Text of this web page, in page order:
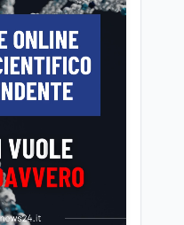
bruciati
7 ago
verso 40
in Italia pesa il
7 ago
cosa
davvero?